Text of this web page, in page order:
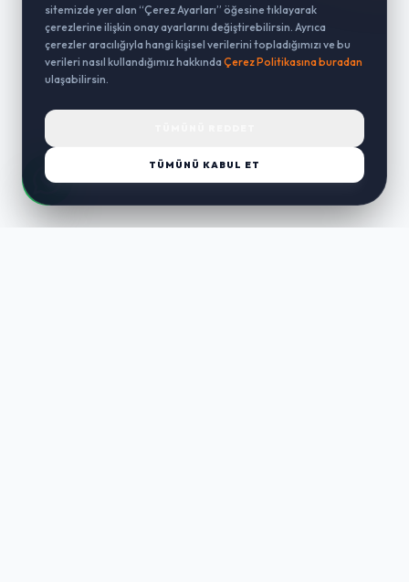
sitemizde yer alan “Çerez Ayarları” öğesine tıklayarak
çerezlerine ilişkin onay ayarlarını değiştirebilirsin. Ayrıca
çerezler aracılığıyla hangi kişisel verilerini topladığımızı ve bu
verileri nasıl kullandığımız hakkında Çerez Politikasına buradan
ulaşabilirsin.
TÜMÜNÜ KABUL ET